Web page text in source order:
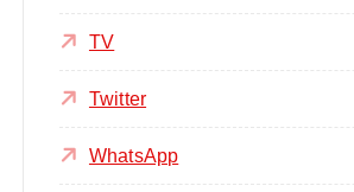
TV
Twitter
WhatsApp